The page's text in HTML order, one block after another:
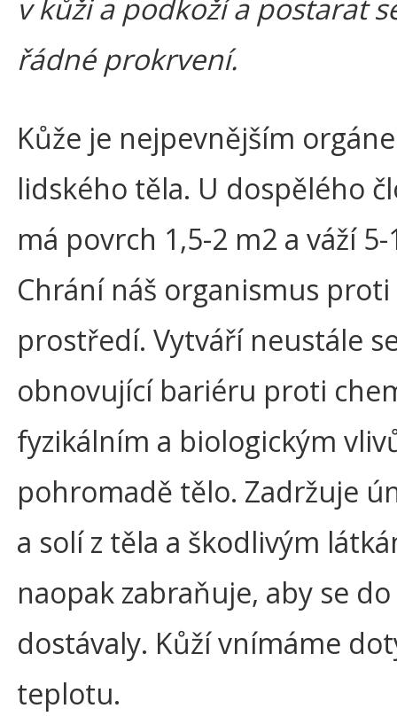
v kůži a podkoží a postarat
řádné prokrvení.
Kůže je nejpevnějším
lidského těla. U dospělého
má povrch 1,5-2 m2 a váží 5-
Chrání náš organismus
prostředí. Vytváří neustále
obnovující bariéru proti
fyzikálním a biologickým
pohromadě tělo. Zadržuje
a solí z těla a škodlivým
naopak zabraňuje, aby se
dostávaly. Kůží vnímáme
teplotu.